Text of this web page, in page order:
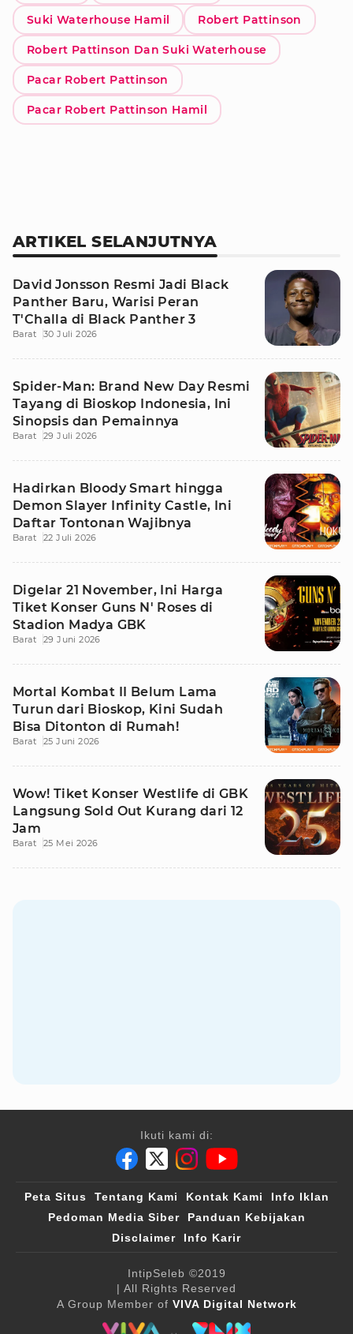
Suki Waterhouse Hamil Robert Pattinson
Robert Pattinson Dan Suki Waterhouse
Pacar Robert Pattinson
Pacar Robert Pattinson Hamil
ARTIKEL SELANJUTNYA
David Jonsson Resmi Jadi Black
Panther Baru, Warisi Peran
T'Challa di Black Panther 3
Barat 30 Juli 2026
Spider-Man: Brand New Day Resmi
Tayang di Bioskop Indonesia, Ini
Sinopsis dan Pemainnya
Barat 29 Juli 2026
Hadirkan Bloody Smart hingga
Demon Slayer Infinity Castle, Ini
Daftar Tontonan Wajibnya
Barat 22 Juli 2026
Digelar 21 November, Ini Harga
Tiket Konser Guns N' Roses di
Stadion Madya GBK
Barat 29 Juni 2026
Mortal Kombat II Belum Lama
Turun dari Bioskop, Kini Sudah
Bisa Ditonton di Rumah!
Barat 25 Juni 2026
Wow! Tiket Konser Westlife di GBK
Langsung Sold Out Kurang dari 12
Jam
Barat 25 Mei 2026
Ikuti kami di:
Peta Situs Tentang Kami Kontak Kami
Info Iklan
Pedoman Media Siber
Panduan Kebijakan
Disclaimer
Info Karir
IntipSeleb ©2019
| All Rights Reserved
A Group Member of VIVA Digital Network